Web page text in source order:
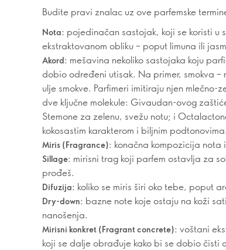
Budite pravi znalac uz ove parfemske
Nota: pojedinačan sastojak, koji se koristi u
ekstraktovanom obliku – poput limuna ili
Akord: mešavina nekoliko sastojaka koju
dobio određeni utisak. Na primer, smokva –
ulje smokve. Parfimeri imitiraju njen mlečno-
dve ključne molekule: Givaudan-ovog
Stemone za zelenu, svežu notu; i
kokosastim karakterom i biljnim podtonovima.
Miris (Fragrance): konačna kompozicija nota
Sillage: mirisni trag koji parfem ostavlja za
prođeš.
Difuzija: koliko se miris širi oko tebe, poput
Dry-down: bazne note koje ostaju na koži
nanošenja.
Mirisni konkret (Fragrant concrete): voštani
koji se dalje obrađuje kako bi se dobio čisti